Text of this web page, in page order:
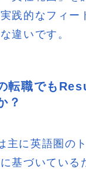
践的なフィー
違いです。
転職でも
？
に英語圏の
基づいている